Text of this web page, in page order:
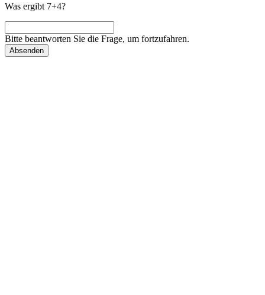
Was ergibt 7+4?
Bitte beantworten Sie die Frage, um fortzufahren.
Absenden